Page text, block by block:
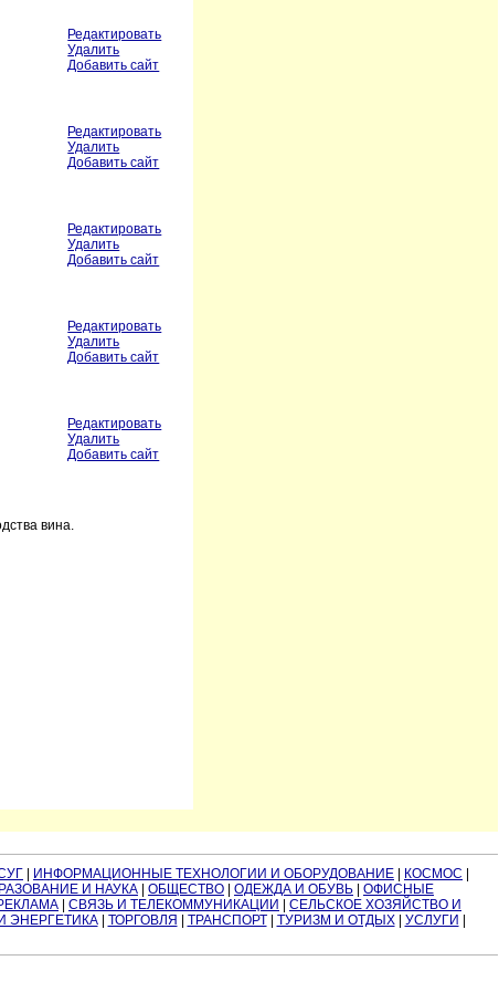
Редактировать
Удалить
Добавить сайт
Редактировать
Удалить
Добавить сайт
Редактировать
Удалить
Добавить сайт
Редактировать
Удалить
Добавить сайт
Редактировать
Удалить
Добавить сайт
вина.
ИНФОРМАЦИОННЫЕ ТЕХНОЛОГИИ И ОБОРУДОВАНИЕ КОСМОС
И НАУКА ОБЩЕСТВО ОДЕЖДА И ОБУВЬ
ОФИСНЫЕ
СВЯЗЬ И ТЕЛЕКОММУНИКАЦИИ
СЕЛЬСКОЕ ХОЗЯЙСТВО И
ЭНЕРГЕТИКА| ТОРГОВЛЯ ТРАНСПОРТ| ТУРИЗМ И ОТДЫХ| УСЛУГИ